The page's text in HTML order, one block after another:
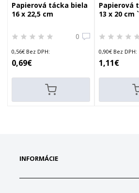
Papierová tácka biela
16 x 22,5 cm
0
0,56€ Bez DPH:
0,69€
Papierová
13 x 20 cm
0,90€ Bez DPH:
1,11€
INFORMÁCIE